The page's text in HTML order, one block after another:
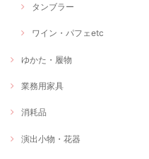
タンブラー
ワイン・パフェetc
ゆかた・履物
業務用家具
消耗品
演出小物・花器